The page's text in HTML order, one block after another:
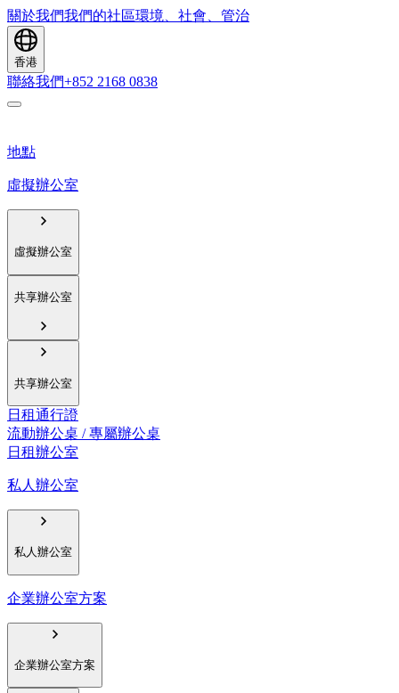
關於我們我們的社區環境、社會、管治
香港
聯絡我們+852 2168 0838
地點
虛擬辦公室
虛擬辦公室
共享辦公室
共享辦公室
日租通行證
流動辦公桌 / 專屬辦公桌
日租辦公室
私人辦公室
私人辦公室
企業辦公室方案
企業辦公室方案